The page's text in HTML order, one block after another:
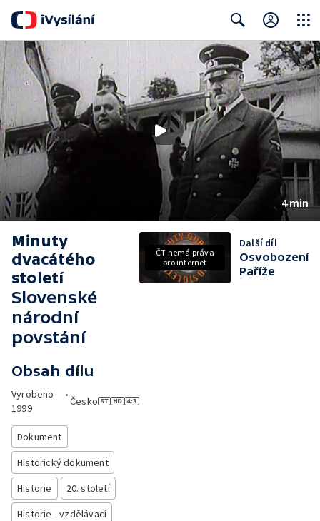
Search Close
4 min
Minuty
dvacátého
století
Slovenské
národní
povstání
Obsah dílu
Vyrobeno
1999
•
Česko
Dokument
Historický dokument
Historie
20. století
Historie - vzdělávací
ČT nemá práva
pro internet
Další díl
Osvobození
Paříže